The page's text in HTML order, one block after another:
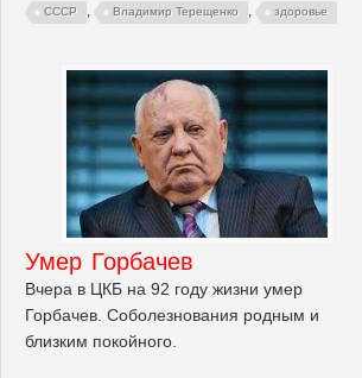
СССР , Владимир Терещенко , здоровье
Умер Горбачев
Вчера в ЦКБ на 92 году жизни умер
Горбачев. Соболезнования родным и
близким покойного.